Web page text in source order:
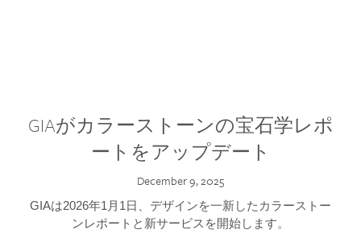
GIAがカラーストーンの宝石学レポ
ートをアップデート
December 9, 2025
GIAは2026年1月1日、デザインを一新したカラーストー
ンレポートと新サービスを開始します。